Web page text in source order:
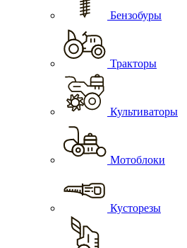
Бензобуры
Тракторы
Культиваторы
Мотоблоки
Кусторезы